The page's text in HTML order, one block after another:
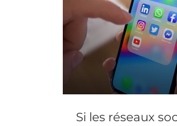
Si les réseaux